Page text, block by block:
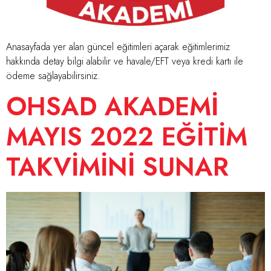
Anasayfada yer alan güncel eğitimleri açarak eğitimlerimiz
hakkında detay bilgi alabilir ve havale/EFT veya kredi kartı ile
ödeme sağlayabilirsiniz.
OHSAD AKADEMİ
MAYIS 2022 EĞİTİM
TAKVİMİNİ SUNAR